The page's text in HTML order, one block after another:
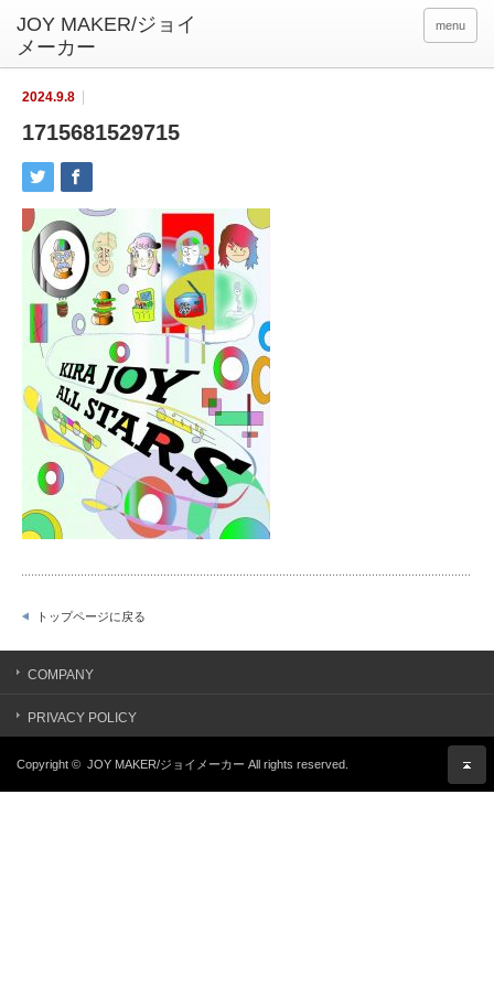
menu
2024.9.8
1715681529715
トップページに戻る
COMPANY
PRIVACY POLICY
Copyright © JOY MAKER/ジョイメーカー All rights reserved.